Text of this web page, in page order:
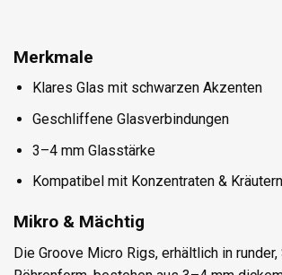
Merkmale
Klares Glas mit schwarzen Akzenten
Geschliffene Glasverbindungen
3–4 mm Glasstärke
Kompatibel mit Konzentraten & Kräutern
Mikro & Mächtig
Die Groove Micro Rigs, erhältlich in runder,